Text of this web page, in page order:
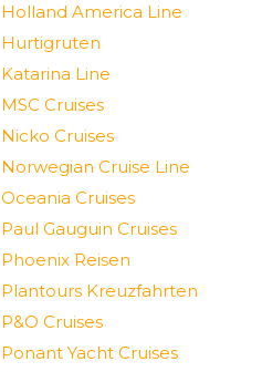
Holland America Line
Hurtigruten
Katarina Line
MSC Cruises
Nicko Cruises
Norwegian Cruise Line
Oceania Cruises
Paul Gauguin Cruises
Phoenix Reisen
Plantours Kreuzfahrten
P&O Cruises
Ponant Yacht Cruises